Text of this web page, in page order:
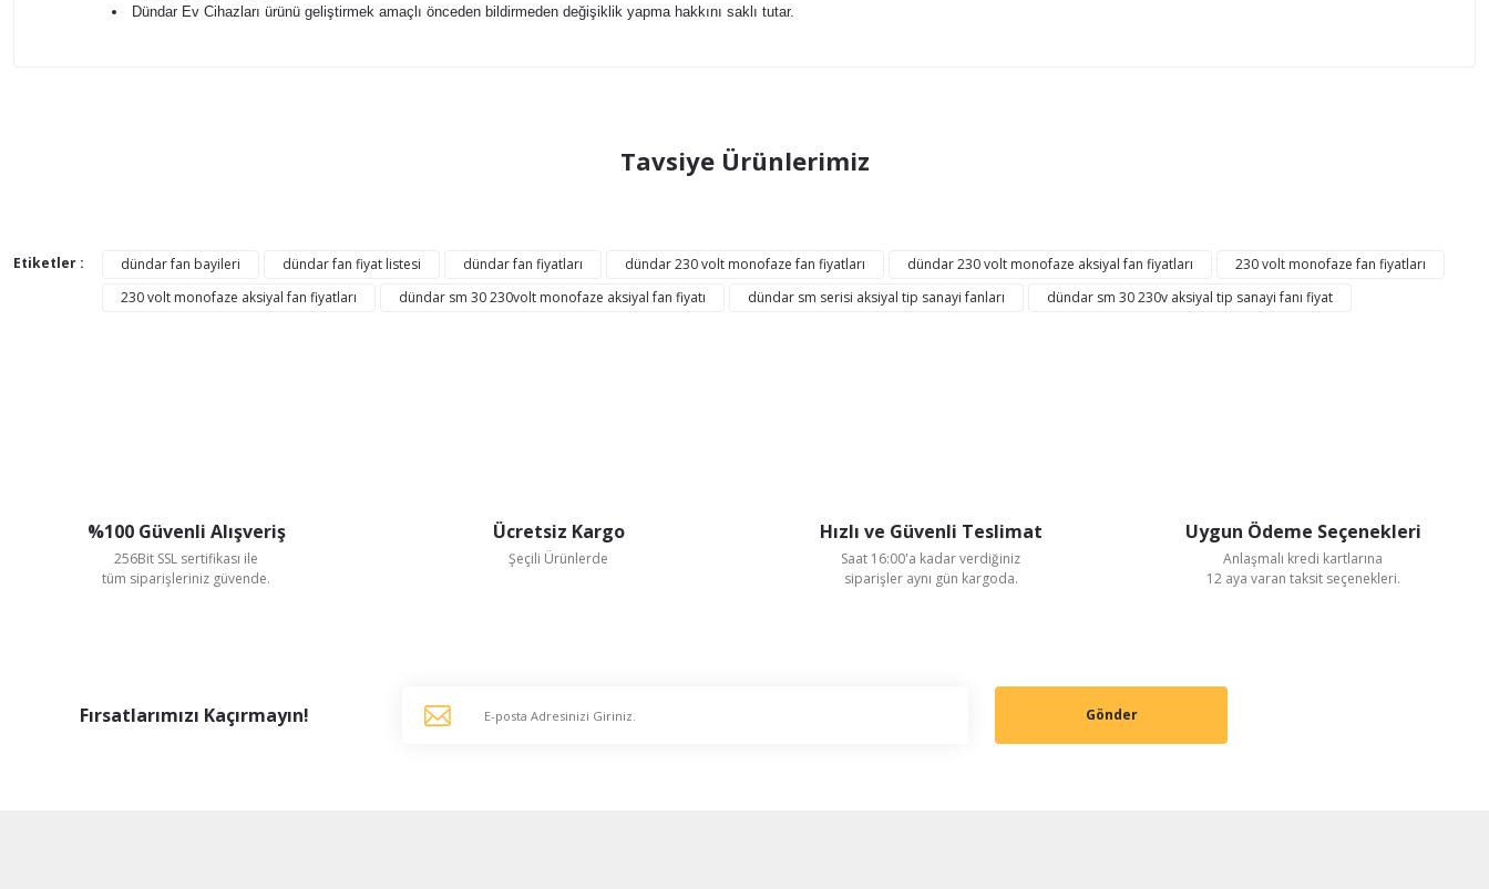
Dündar Ev Cihazları ürünü geliştirmek amaçlı önceden bildirmeden değişiklik yapma hakkını saklı tutar.
Bu ürüne ilk yorumu siz yapın!
Ürün bilgilerinde hatalar bulunuyor.
Ürün fiyatı diğer sitelerden daha pahalı.
Tavsiye Ürünlerimiz
KARGO
BEDAVA
KARGO
BEDAVA
Etiketler : dündar fan bayileri dündar fan fiyat listesi dündar fan fiyatları dündar 230 volt monofaze fan fiyatları dündar 230 volt monofaze aksiyal fan fiyatları
230 volt monofaze fan fiyatları
230 volt monofaze aksiyal fan fiyatları
dündar sm 30 230volt monofaze aksiyal fan fiyatı dündar sm serisi aksiyal tip sanayi fanları dündar sm 30 230v aksiyal tip sanayi fanı fiyat
%100 Güvenli Alışveriş
256Bit SSL sertifikası ile
tüm siparişleriniz güvende.
Ücretsiz Kargo
Şeçili Ürünlerde
Hızlı ve Güvenli Teslimat
Saat 16:00'a kadar verdiğiniz
siparişler aynı gün kargoda.
Uygun Ödeme Seçenekleri
Anlaşmalı kredi kartlarına
12 aya varan taksit seçenekleri.
Fırsatlarımızı Kaçırmayın! Gönder